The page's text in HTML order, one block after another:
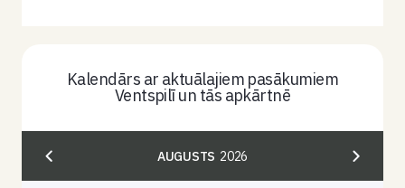
Kalendārs ar aktuālajiem pasākumiem
Ventspilī un tās apkārtnē
AUGUSTS 2026